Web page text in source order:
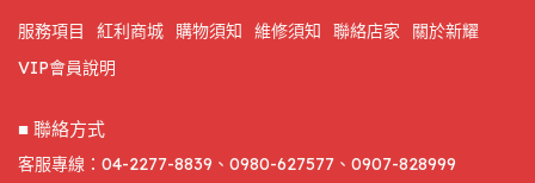
服務項目 紅利商城 購物須知 維修須知 聯絡店家
關於新耀
VIP會員說明
■ 聯絡方式
客服專線：04-2277-8839、0980-627577、0907-828999